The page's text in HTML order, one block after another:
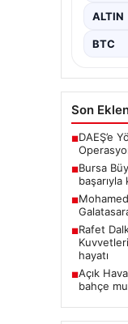
yerel…
ALTIN
BTC
Son
■DAEŞ’e
■Bursa
başarıyla
■Mohamed
■Rafet
Kuvvetleri
hayatı
■Açık
bahçe